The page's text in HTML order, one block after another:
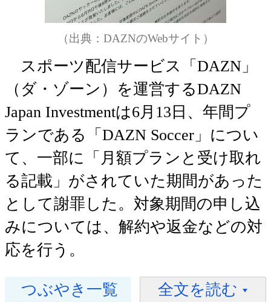
（出典：DAZNのWebサイト）
スポーツ配信サービス「DAZN」
（ダ・ゾーン）を運営するDAZN
Japan Investmentは6月13日、年間プ
ランである「DAZN Soccer」につい
て、一部に「月額プランと受け取れ
る記載」がされていた期間があった
として謝罪した。対象期間の申し込
みについては、解約や返金などの対
応を行う。
つぶやき一覧
全文を読む